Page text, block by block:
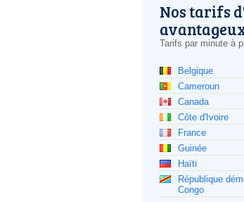
Nos tarifs
Tarifs par minute à
Belgique
Cameroun
Canada
Côte d'Ivoire
France
Guinée
Haïti
République
Congo